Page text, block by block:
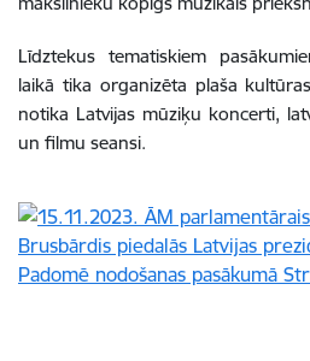
Līdztekus tematiskiem
laikā tika organizēta plaša
notika Latvijas mūziķu koncerti,
un filmu seansi.